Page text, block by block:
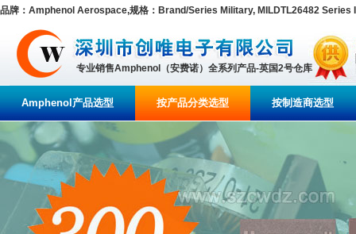
品牌：Amphenol Aerospace,规格：Brand/Series Military, MILDTL26482 Series
专业销售Amphenol（安费诺）全系列产品-英国2号仓库
Amphenol产品选型 按产品分类选型 按制造商选型